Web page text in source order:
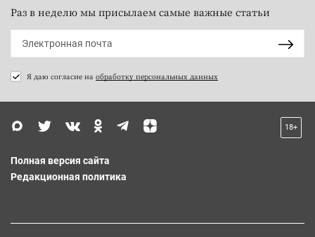
Раз в неделю мы присылаем самые важные статьи
Я даю согласие на обработку персональных данных
18+
Полная версия сайта
Редакционная политика